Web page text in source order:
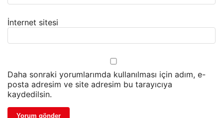
İnternet sitesi
Daha sonraki yorumlarımda kullanılması için adım, e-
posta adresim ve site adresim bu tarayıcıya
kaydedilsin.